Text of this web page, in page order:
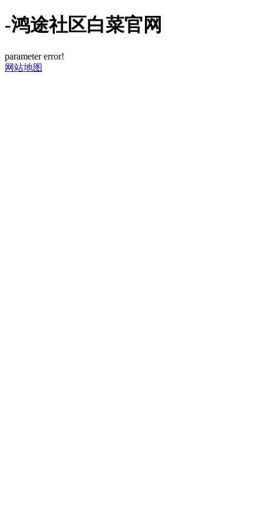
-鸿途社区白菜官网
parameter error!
网站地图